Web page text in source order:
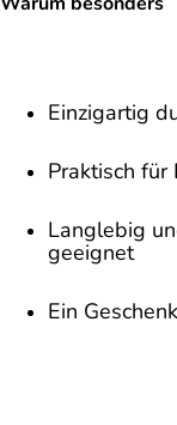
Einzigartig
Praktisch für
Langlebig
geeignet
Ein